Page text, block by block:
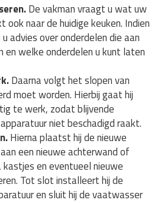
De vakman vraagt u wat uw
ook naar de huidige keuken. Indien
advies over onderdelen die aan
en welke onderdelen u kunt laten
Daarna volgt het slopen van
moet worden. Hierbij gaat hij
te werk, zodat blijvende
niet beschadigd raakt.
Hierna plaatst hij de nieuwe
een nieuwe achterwand of
en eventueel nieuwe
Tot slot installeert hij de
en sluit hij de vaatwasser